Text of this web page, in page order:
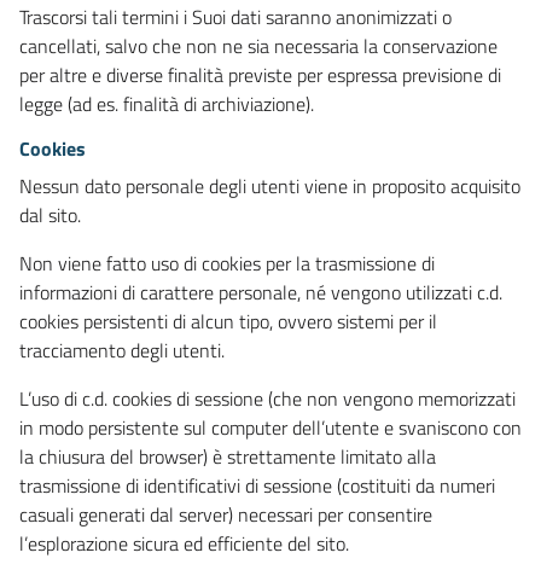
Trascorsi tali termini i Suoi dati saranno anonimizzati o
cancellati, salvo che non ne sia necessaria la conservazione
per altre e diverse finalità previste per espressa previsione di
legge (ad es. finalità di archiviazione).
Cookies
Nessun dato personale degli utenti viene in proposito acquisito
dal sito.
Non viene fatto uso di cookies per la trasmissione di
informazioni di carattere personale, né vengono utilizzati c.d.
cookies persistenti di alcun tipo, ovvero sistemi per il
tracciamento degli utenti.
L’uso di c.d. cookies di sessione (che non vengono memorizzati
in modo persistente sul computer dell’utente e svaniscono con
la chiusura del browser) è strettamente limitato alla
trasmissione di identificativi di sessione (costituiti da numeri
casuali generati dal server) necessari per consentire
l’esplorazione sicura ed efficiente del sito.